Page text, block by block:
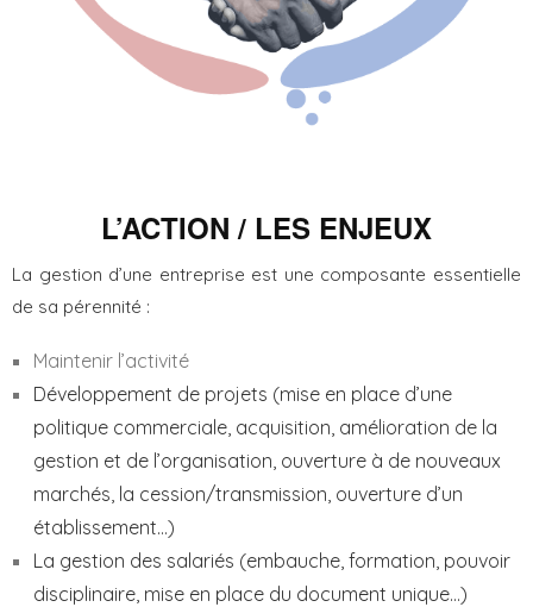
L’ACTION / LES ENJEUX
La gestion d’une entreprise est une composante essentielle
de sa pérennité :
Maintenir l’activité
Développement de projets (mise en place d’une
politique commerciale, acquisition, amélioration de la
gestion et de l’organisation, ouverture à de nouveaux
marchés, la cession/transmission, ouverture d’un
établissement…)
La gestion des salariés (embauche, formation, pouvoir
disciplinaire, mise en place du document unique…)